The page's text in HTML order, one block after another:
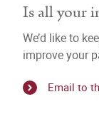
Is all your
We’d like to
improve your
Email to